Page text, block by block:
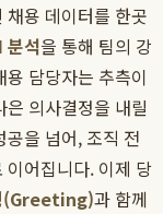
용 데이터를 한곳
분석을 통해 팀의 강
담당자는 추측이
의사결정을 내릴
을 넘어, 조직 전
이어집니다. 이제 당
(Greeting)과 함께